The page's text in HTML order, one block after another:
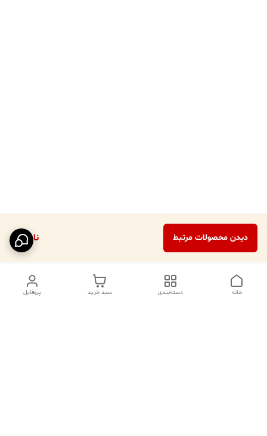
ناموجود دیدن محصولات مرتبط
پروفایل سبد خرید دسته‌بندی خانه